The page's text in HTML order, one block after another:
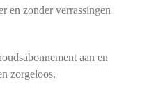
en zonder verrassingen
aan en
zorgeloos.